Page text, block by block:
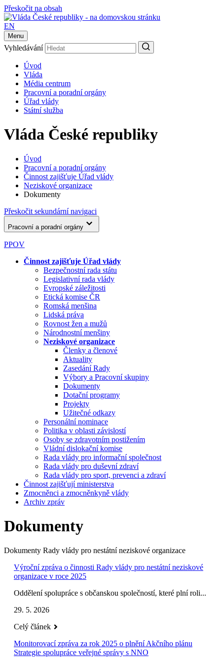
Přeskočit na obsah
EN
Menu
Vyhledávání
Úvod
Vláda
Média centrum
Pracovní a poradní orgány
Úřad vlády
Státní služba
Vláda České republiky
Úvod
Pracovní a poradní orgány
Činnost zajišťuje Úřad vlády
Neziskové organizace
Dokumenty
Přeskočit sekundární navigaci
Pracovní a poradní orgány
PPOV
Činnost zajišťuje Úřad vlády
Bezpečnostní rada státu
Legislativní rada vlády
Evropské záležitosti
Etická komise ČR
Romská menšina
Lidská práva
Rovnost žen a mužů
Národnostní menšiny
Neziskové organizace
Členky a členové
Aktuality
Zasedání Rady
Výbory a Pracovní skupiny
Dokumenty
Dotační programy
Projekty
Užitečné odkazy
Personální nominace
Politika v oblasti závislostí
Osoby se zdravotním postižením
Vládní dislokační komise
Rada vlády pro informační společnost
Rada vlády pro duševní zdraví
Rada vlády pro sport, prevenci a zdraví
Činnost zajišťují ministerstva
Zmocněnci a zmocněnkyně vlády
Archiv zpráv
Dokumenty
Dokumenty Rady vlády pro nestátní neziskové organizace
Výroční zpráva o činnosti Rady vlády pro nestátní neziskové
organizace v roce 2025
Oddělení spolupráce s občanskou společností, které plní roli...
29. 5. 2026
Celý článek
Monitorovací zpráva za rok 2025 o plnění Akčního plánu
Strategie spolupráce veřejné správy s NNO